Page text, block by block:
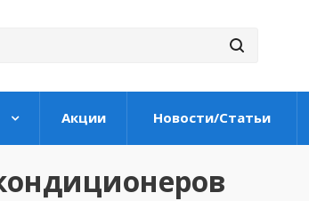
Акции Новости/Статьи